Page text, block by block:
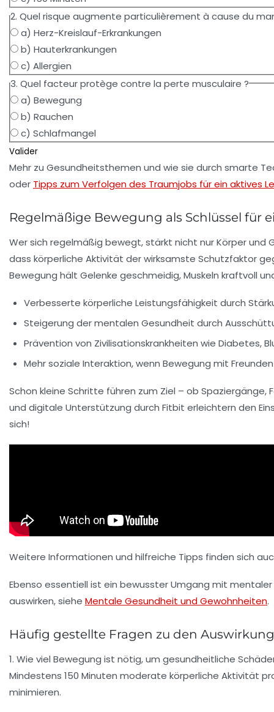
2. Quel risque augmente particulièrement à cause du
a) Herz-Kreislauf-Erkrankungen
b) Hauterkrankungen
c) Allergien
3. Quel facteur protège contre la perte musculaire ?
a) Bewegung
b) Rauchen
c) Schlafmangel
Valider
Mehr zu Gesundheitsthemen und wie sie durch smarte
oder Tipps zum Verfolgen des Traumjobs für ein aktives
Regelmäßige Bewegung als Schlüssel für
Wer sich regelmäßig bewegt, stärkt nicht nur Körper und
dass körperliche Aktivität der wirksamste Schutzfaktor
Bewegung hält Gelenke geschmeidig, Muskeln kraftvoll
Verbesserte körperliche Leistungsfähigkeit durch
Steigerung der mentalen Gesundheit durch
Prävention von Zivilisationskrankheiten wie Diabetes,
Mehr soziale Interaktion, wenn Bewegung mit
Schon kleine Schritte führen zum Ziel – ob
und digitale Unterstützung durch Fitbit erleichtern den
sich!
Weitere Informationen und hilfreiche Tipps finden sich
Ebenso essentiell ist ein bewusster Umgang mit mentaler
auswirken, siehe Mentale Gesundheit und Gewohnheiten.
Häufig gestellte Fragen zu den
1. Wie viel Bewegung ist nötig, um gesundheitliche
Mindestens 150 Minuten moderate körperliche Aktivität
minimieren.